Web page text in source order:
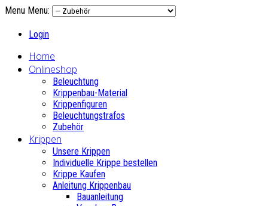
Menu Menu:
Login
Home
Onlineshop
Beleuchtung
Krippenbau-Material
Krippenfiguren
Beleuchtungstrafos
Zubehör
Krippen
Unsere Krippen
Individuelle Krippe bestellen
Krippe Kaufen
Anleitung Krippenbau
Bauanleitung